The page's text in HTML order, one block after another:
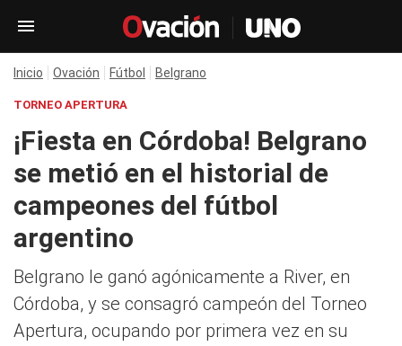
Inicio Ovación Fútbol Belgrano
TORNEO APERTURA
¡Fiesta en Córdoba! Belgrano
se metió en el historial de
campeones del fútbol
argentino
Belgrano le ganó agónicamente a River, en
Córdoba, y se consagró campeón del Torneo
Apertura, ocupando por primera vez en su